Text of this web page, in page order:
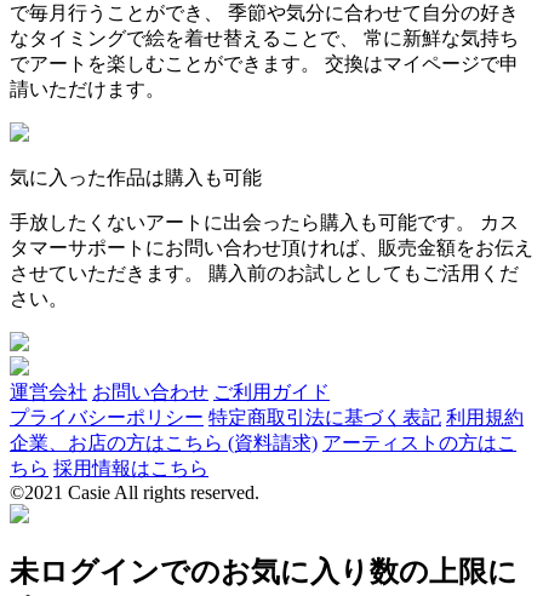
で毎月行うことができ、 季節や気分に合わせて自分の好き
なタイミングで絵を着せ替えることで、 常に新鮮な気持ち
でアートを楽しむことができます。 交換はマイページで申
請いただけます。
気に入った作品は購入も可能
手放したくないアートに出会ったら購入も可能です。 カス
タマーサポートにお問い合わせ頂ければ、販売金額をお伝え
させていただきます。 購入前のお試しとしてもご活用くだ
さい。
運営会社 お問い合わせ ご利用ガイド
プライバシーポリシー 特定商取引法に基づく表記 利用規約
企業、お店の方はこちら (資料請求) アーティストの方はこ
ちら 採用情報はこちら
©2021 Casie All rights reserved.
未ログインでのお気に入り数の上限に